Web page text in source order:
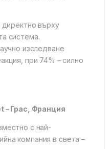
директно върху
система.
изследване
при 74% – силно
– Грас, Франция
с най-
компания в света –